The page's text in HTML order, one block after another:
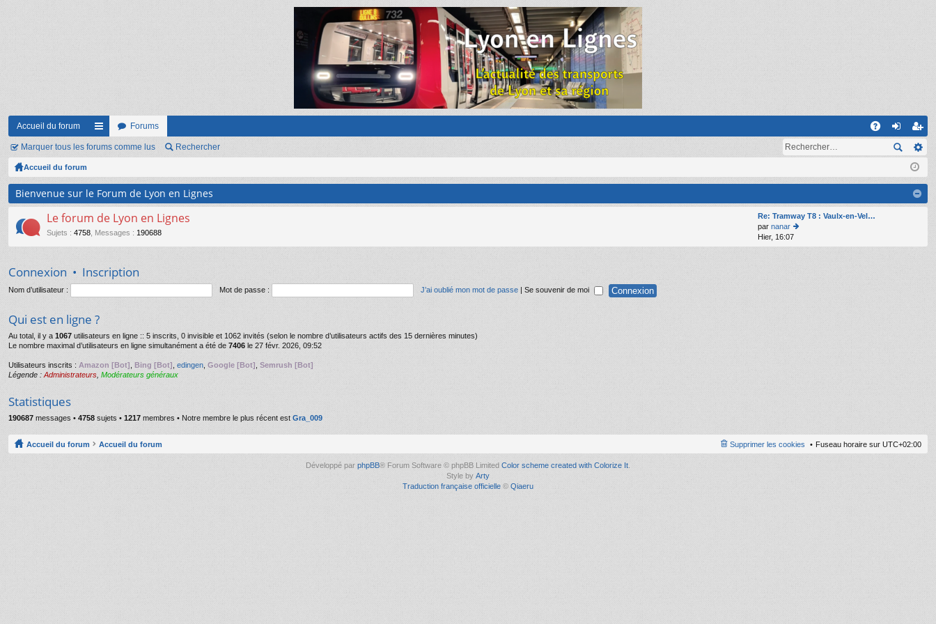
Accueil du forum
ac
ur
ci
s
Forums
on
on
ns
cri
pti
on
Marquer tous les forums comme lus Rechercher
Accueil du forum
Bienvenue sur le Forum de Lyon en Lignes
Le forum de Lyon en Lignes
Sujets : 4758 Messages : 190688
Re: Tramway T8 : Vaulx-en-Vel…
par nanar
o
n
Hier, 16:07
Connexion • Inscription
Nom d’utilisateur : Mot de passe : J’ai oublié mon mot de passe | Se souvenir de moi
Qui est en ligne ?
Au total, il y a 1067 utilisateurs en ligne :: 5 inscrits, 0 invisible et 1062 invités (selon le nombre d’utilisateurs actifs des 15 dernières minutes)
Le nombre maximal d’utilisateurs en ligne simultanément a été de 7406 le 27 févr. 2026, 09:52
Utilisateurs inscrits : Amazon [Bot] Bing [Bot] edingen Google [Bot] Semrush [Bot]
Légende : Administrateurs Modérateurs généraux
Statistiques
190687 messages • 4758 sujets • 1217 membres • Notre membre le plus récent est Gra_009
Accueil du forum Accueil du forum Fuseau horaire sur UTC+02:00
Supprimer les cookies
Développé par phpBB® Forum Software © phpBB Limited Color scheme created with Colorize It
Style by Arty
Traduction française officielle © Qiaeru